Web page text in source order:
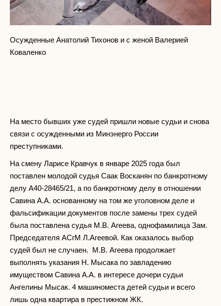
Осужденные Анатолий Тихонов и с женой Валерией
Коваленко
На место бывших уже судей пришли новые судьи и снова
связи с осужденными из Минэнерго России
преступниками.
На смену Ларисе Кравчук в январе 2025 года был
поставлен молодой судья Саак Восканян по банкротному
делу А40-28465/21, а по банкротному делу в отношении
Савина А.А. основанному на том же уголовном деле и
фальсификации документов после замены трех судей
была поставлена судья М.В. Агеева, однофамилица Зам.
Председателя АСгМ Л.Агеевой. Как оказалось выбор
судей был не случаен. М.В. Агеева продолжает
выполнять указания Н. Мысака по завладению
имуществом Савина А.А. в интересе дочери судьи
Ангелины Мысак. 4 машиноместа детей судьи и всего
лишь одна квартира в престижном ЖК.